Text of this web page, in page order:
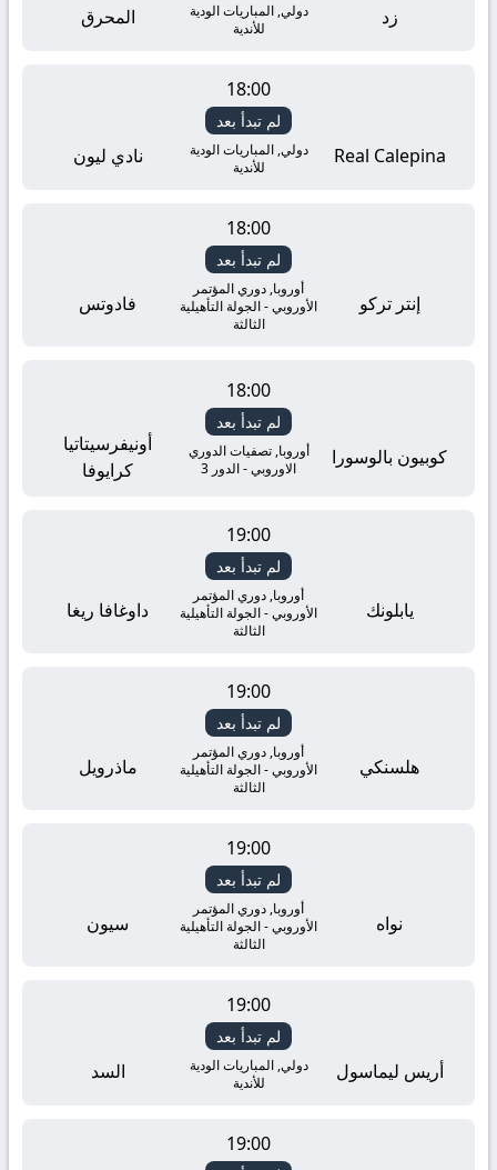
زد
دولي, المباريات الودية
للأندية
المحرق
Real Calepina
18:00
لم تبدأ بعد
دولي, المباريات الودية
للأندية
نادي ليون
إنتر تركو
18:00
لم تبدأ بعد
أوروبا, دوري المؤتمر
الأوروبي - الجولة التأهيلية
الثالثة
فادوتس
كوبيون بالوسورا
18:00
لم تبدأ بعد
أوروبا, تصفيات الدوري
الاوروبي - الدور 3
أونيفرسيتاتيا
كرايوفا
يابلونك
19:00
لم تبدأ بعد
أوروبا, دوري المؤتمر
الأوروبي - الجولة التأهيلية
الثالثة
داوغافا ريغا
هلسنكي
19:00
لم تبدأ بعد
أوروبا, دوري المؤتمر
الأوروبي - الجولة التأهيلية
الثالثة
ماذرويل
نواه
19:00
لم تبدأ بعد
أوروبا, دوري المؤتمر
الأوروبي - الجولة التأهيلية
الثالثة
سيون
أريس ليماسول
19:00
لم تبدأ بعد
دولي, المباريات الودية
للأندية
السد
19:00